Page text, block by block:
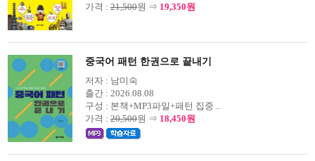
가격 : 21,500원 ⇒ 19,350원
중국어 패턴 한권으로 끝내기
저자 : 남미숙
출간 : 2026.08.08
구성 : 본책+MP3파일+패턴 집중 ..
가격 : 20,500원 ⇒ 18,450원